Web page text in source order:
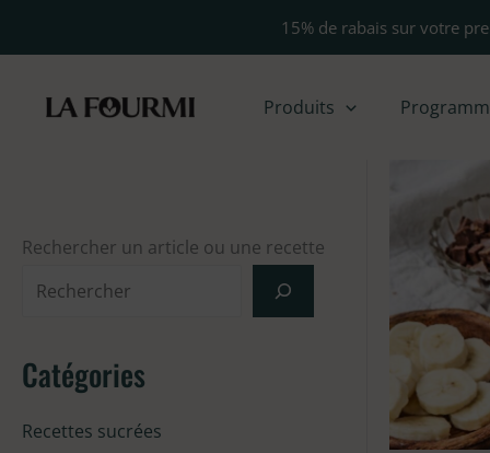
15% de rabais sur votre
Produits
Rechercher un article ou une recette
Catégories
Recettes sucrées